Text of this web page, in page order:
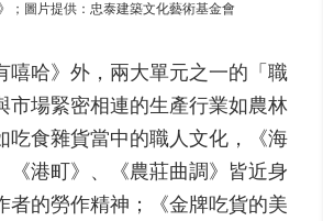
；圖片提供：忠泰建築文化藝術基金會
嘻哈》外，兩大單元之一的「職
市場緊密相連的生產行業如農林
吃食雜貨當中的職人文化，《海
《港町》、《農莊曲調》皆近身
者的勞作精神；《金牌吃貨的美